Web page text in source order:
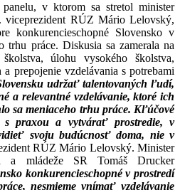
panelu, v ktorom sa stretol minister
viceprezident RÚZ Mário Lelovský,
konkurencieschopné Slovensko v
trhu práce. Diskusia sa zamerala na
úlohu vysokého školstva,
prepojenie vzdelávania s potrebami
udržať talentovaných ľudí,
a relevantné vzdelávanie, ktoré ich
sa meniaceho trhu práce. Kľúčové
praxou a vytvárať prostredie, v
svoju budúcnosť doma, nie v
RÚZ Mário Lelovský. Minister
a mládeže SR Tomáš Drucker
konkurencieschopné v prostredí
nesmieme vnímať vzdelávanie